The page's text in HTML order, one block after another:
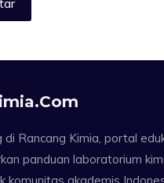
Rancang Kimia, portal
panduan laboratorium